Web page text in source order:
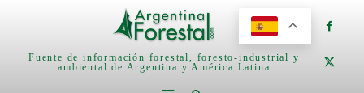
Fuente de información forestal, foresto-industrial y
ambiental de Argentina y América Latina